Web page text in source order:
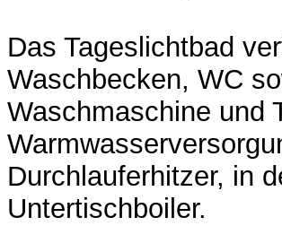
Das Tageslichtbad
Waschbecken, WC
Waschmaschine und
Durchlauferhitzer, in
Untertischboiler.